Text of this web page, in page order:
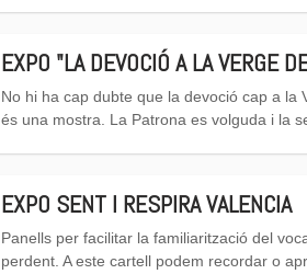
EXPO "LA DEVOCIÓ A LA VERGE
No hi ha cap dubte que la devoció cap a la
és una mostra. La Patrona es volguda i la
EXPO SENT I RESPIRA VALENCIA
Panells per facilitar la familiarització del
perdent. A este cartell podem recordar o